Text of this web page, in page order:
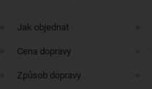
Jak objednat
Cena dopravy
Způsob dopravy